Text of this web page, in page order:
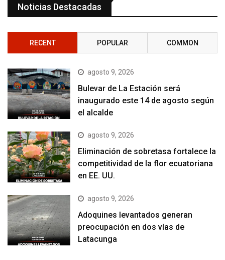
Noticias Destacadas
RECENT POPULAR COMMON
agosto 9, 2026
Bulevar de La Estación será
inaugurado este 14 de agosto según
el alcalde
agosto 9, 2026
Eliminación de sobretasa fortalece la
competitividad de la flor ecuatoriana
en EE. UU.
agosto 9, 2026
Adoquines levantados generan
preocupación en dos vías de
Latacunga